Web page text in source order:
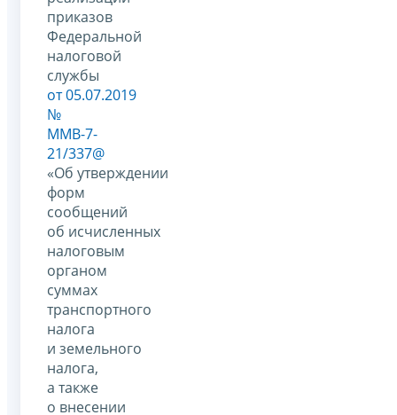
приказов
Федеральной
налоговой
службы
от 05.07.2019
№
ММВ-7-
21/337@
«Об утверждении
форм
сообщений
об исчисленных
налоговым
органом
суммах
транспортного
налога
и земельного
налога,
а также
о внесении